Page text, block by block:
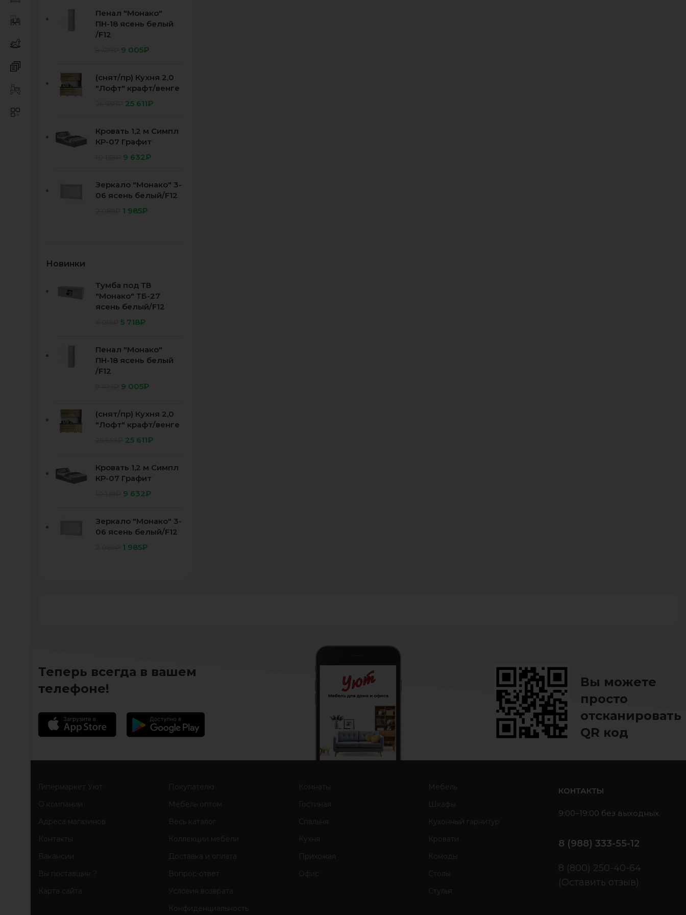
Пенал "Монако"
ПН-18 ясень белый
/F12
9 005₽
(снят/пр) Кухня 2,0
"Лофт" крафт/венге
25 611₽
Кровать 1,2 м Симпл
КР-07 Графит
9 632₽
Зеркало "Монако" 3-
06 ясень белый/F12
1 985₽
Новинки
Тумба под ТВ
"Монако" ТБ-27
ясень белый/F12
5 718₽
Пенал "Монако"
ПН-18 ясень белый
/F12
9 005₽
(снят/пр) Кухня 2,0
"Лофт" крафт/венге
25 611₽
Кровать 1,2 м Симпл
КР-07 Графит
9 632₽
Зеркало "Монако" 3-
06 ясень белый/F12
1 985₽
Теперь всегда в вашем
телефоне!
Вы можете
просто
отсканировать
QR код
Гипермаркет Уют
О компании
Адреса магазинов
Контакты
Вакансии
Вы поставщик ?
Карта сайта
Покупателю
Мебель оптом
Весь каталог
Коллекции мебели
Доставка и оплата
Вопрос-ответ
Условия возврата
Конфиденциальность
Комнаты
Гостиная
Спальня
Кухня
Прихожая
Офис
Мебель
Шкафы
Кухонный гарнитур
Кровати
Комоды
Столы
Стулья
КОНТАКТЫ
9:00–19:00 без выходных.
8 (988) 333-55-12
8 (800) 250-40-64
(Оставить отзыв)